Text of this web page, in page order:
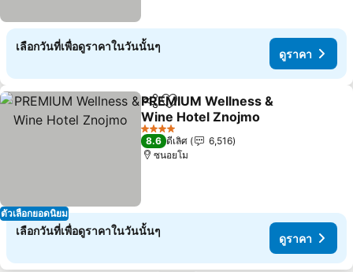
เลือกวันที่เพื่อดูราคาในวันนั้นๆ
ดูราคา
ตัวเลือกยอดนิยม
แชร์ เพิ่มในรายการโปรด
PREMIUM Wellness &
Wine Hotel Znojmo
4 ดาว
8.6 ดีเลิศ
6,516
ซนอยโม
เลือกวันที่เพื่อดูราคาในวันนั้นๆ
ดูราคา